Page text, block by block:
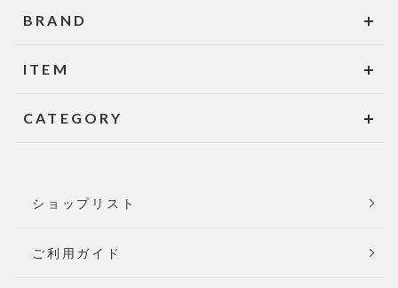
BRAND
ITEM
CATEGORY
ショップリスト
ご利用ガイド